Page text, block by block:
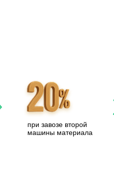
при завозе второй
машины материала